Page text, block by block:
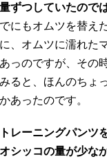
ずつしていたので
にもオムツを替え
、オムツに濡れた
っのですが、その
ると、ほんのちょ
あったのです。
レーニングパンツ
シッコの量が少な